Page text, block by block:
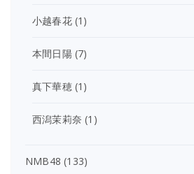
小越春花(1)
本間日陽(7)
真下華穂(1)
西潟茉莉奈 (1)
NMB48 (133)